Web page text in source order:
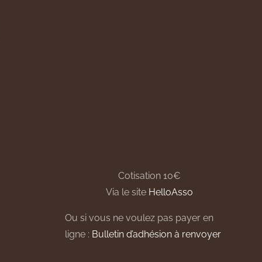
Cotisation 10€
Via le site HelloAsso
Ou si vous ne voulez pas payer en
ligne : Bulletin d’adhésion à renvoyer